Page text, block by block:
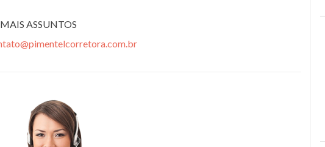
ASSUNTOS